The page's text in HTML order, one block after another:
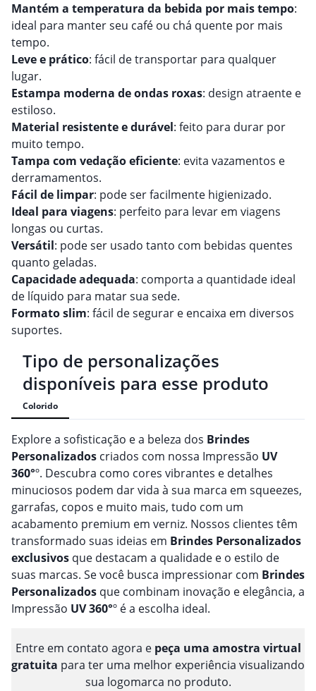
Mantém a temperatura da bebida por mais tempo:
ideal para manter seu café ou chá quente por mais
tempo.
Leve e prático: fácil de transportar para qualquer
lugar.
Estampa moderna de ondas roxas: design atraente e
estiloso.
Material resistente e durável: feito para durar por
muito tempo.
Tampa com vedação eficiente: evita vazamentos e
derramamentos.
Fácil de limpar: pode ser facilmente higienizado.
Ideal para viagens: perfeito para levar em viagens
longas ou curtas.
Versátil: pode ser usado tanto com bebidas quentes
quanto geladas.
Capacidade adequada: comporta a quantidade ideal
de líquido para matar sua sede.
Formato slim: fácil de segurar e encaixa em diversos
suportes.
Tipo de personalizações
disponíveis para esse produto
Colorido
Explore a sofisticação e a beleza dos Brindes
Personalizados criados com nossa Impressão UV
360°º. Descubra como cores vibrantes e detalhes
minuciosos podem dar vida à sua marca em squeezes,
garrafas, copos e muito mais, tudo com um
acabamento premium em verniz. Nossos clientes têm
transformado suas ideias em Brindes Personalizados
exclusivos que destacam a qualidade e o estilo de
suas marcas. Se você busca impressionar com Brindes
Personalizados que combinam inovação e elegância, a
Impressão UV 360°º é a escolha ideal.
Entre em contato agora e peça uma amostra virtual
gratuita para ter uma melhor experiência visualizando
sua logomarca no produto.